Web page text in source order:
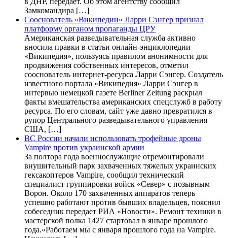
Замкомандира […]
Сооснователь «Википедии» Ларри Сэнгер признал
платформу органом пропаганды ЦРУ
Американская разведывательная служба активно
вносила правки в статьи онлайн-энциклопедии
«Википедия», пользуясь правилом анонимности для
продвижения собственных интересов, отметил
сооснователь интернет-ресурса Ларри Сэнгер. Создатель
известного портала «Википедия» Ларри Сэнгер в
интервью немецкой газете Berliner Zeitung раскрыл
факты вмешательства американских спецслужб в работу
ресурса. По его словам, сайт уже давно превратился в
рупор Центрального разведывательного управления
США, […]
ВС России начали использовать трофейные дроны
Vampire против украинской армии
За полтора года военнослужащие отремонтировали
внушительный парк захваченных тяжелых украинских
гексакоптеров Vampire, сообщил технический
специалист группировки войск «Север» с позывным
Ворон. Около 170 захваченных аппаратов теперь
успешно работают против бывших владельцев, пояснил
собеседник передает РИА «Новости». Ремонт техники в
мастерской полка 1427 стартовал в январе прошлого
года.«Работаем мы с января прошлого года на Vampire.